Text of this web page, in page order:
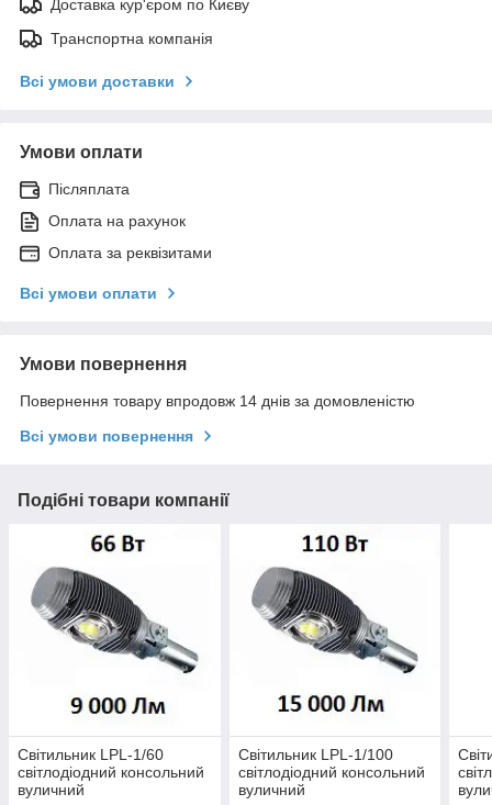
Доставка кур'єром по Києву
Транспортна компанія
Всі умови доставки
Умови оплати
Післяплата
Оплата на рахунок
Оплата за реквізитами
Всі умови оплати
Умови повернення
Повернення товару впродовж 14 днів за домовленістю
Всі умови повернення
Подібні товари компанії
Світильник LPL-1/60
світлодіодний консольний
вуличний
Світильник LPL-1/100
світлодіодний консольний
вуличний